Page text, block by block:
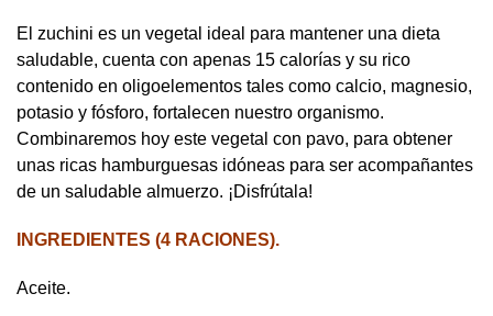
El zuchini es un vegetal ideal para mantener una dieta
saludable, cuenta con apenas 15 calorías y su rico
contenido en oligoelementos tales como calcio, magnesio,
potasio y fósforo, fortalecen nuestro organismo.
Combinaremos hoy este vegetal con pavo, para obtener
unas ricas hamburguesas idóneas para ser acompañantes
de un saludable almuerzo. ¡Disfrútala!
INGREDIENTES (4 RACIONES).
Aceite.